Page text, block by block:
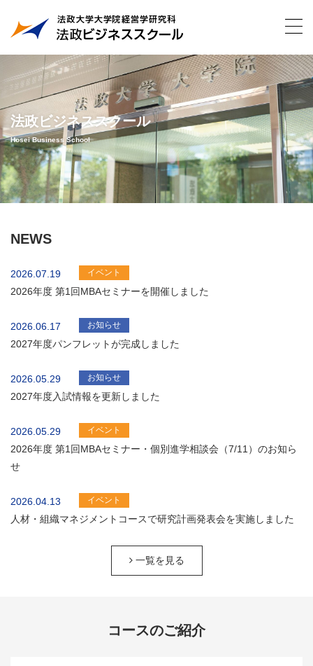
法政ビジネススクール
Hosei Business School
NEWS
2026.07.19 イベント
2026年度 第1回MBAセミナーを開催しました
2026.06.17 お知らせ
2027年度パンフレットが完成しました
2026.05.29 お知らせ
2027年度入試情報を更新しました
2026.05.29 イベント
2026年度 第1回MBAセミナー・個別進学相談会（7/11）のお知ら
せ
2026.04.13 イベント
人材・組織マネジメントコースで研究計画発表会を実施しました
一覧を見る
コースのご紹介